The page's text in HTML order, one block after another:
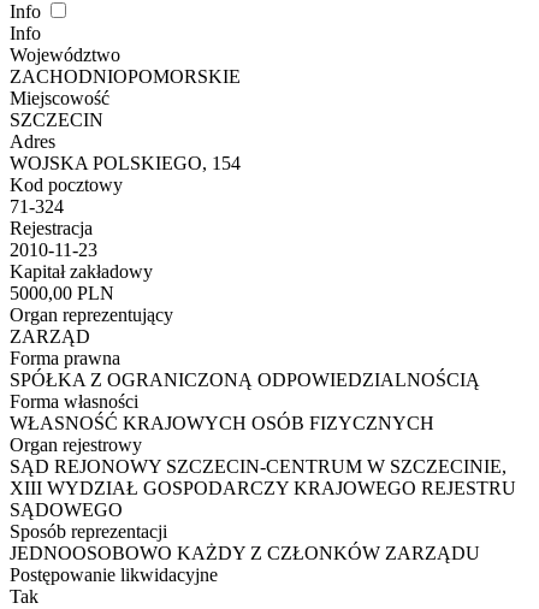
Info
Info
Województwo
ZACHODNIOPOMORSKIE
Miejscowość
SZCZECIN
Adres
WOJSKA POLSKIEGO, 154
Kod pocztowy
71-324
Rejestracja
2010-11-23
Kapitał zakładowy
5000,00 PLN
Organ reprezentujący
ZARZĄD
Forma prawna
SPÓŁKA Z OGRANICZONĄ ODPOWIEDZIALNOŚCIĄ
Forma własności
WŁASNOŚĆ KRAJOWYCH OSÓB FIZYCZNYCH
Organ rejestrowy
SĄD REJONOWY SZCZECIN-CENTRUM W SZCZECINIE,
XIII WYDZIAŁ GOSPODARCZY KRAJOWEGO REJESTRU
SĄDOWEGO
Sposób reprezentacji
JEDNOOSOBOWO KAŻDY Z CZŁONKÓW ZARZĄDU
Postępowanie likwidacyjne
Tak